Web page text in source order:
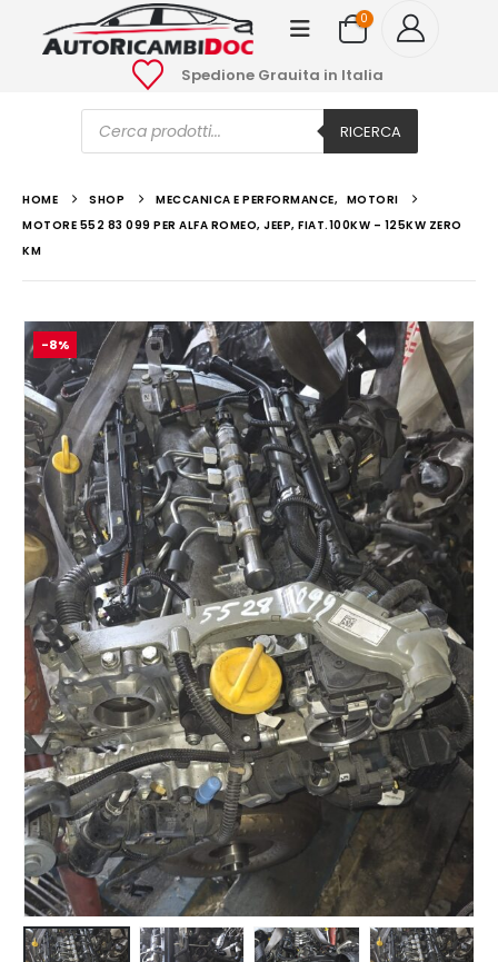
0
Spedione Grauita in Italia
Ricerca
prodotti RICERCA
HOME SHOP MECCANICA E PERFORMANCE, MOTORI
MOTORE 552 83 099 PER ALFA ROMEO, JEEP, FIAT.100KW – 125KW ZERO
KM
-8%